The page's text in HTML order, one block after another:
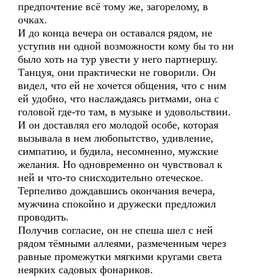
предпочтение всё тому же, загорелому, в
очках.
И до конца вечера он оставался рядом, не
уступив ни одной возможности кому бы то ни
было хоть на тур увести у него партнершу.
Танцуя, они практически не говорили. Он
видел, что ей не хочется общения, что с ним
ей удобно, что наслаждаясь ритмами, она с
головой где-то там, в музыке и удовольствии.
И он доставлял его молодой особе, которая
вызывала в нем любопытство, удивление,
симпатию, и будила, несомненно, мужские
желания. Но одновременно он чувствовал к
ней и что-то снисходительно отеческое.
Терпеливо дождавшись окончания вечера,
мужчина спокойно и дружески предложил
проводить.
Получив согласие, он не спеша шел с ней
рядом тёмными аллеями, размеченным через
равные промежутки мягкими кругами света
неярких садовых фонариков.